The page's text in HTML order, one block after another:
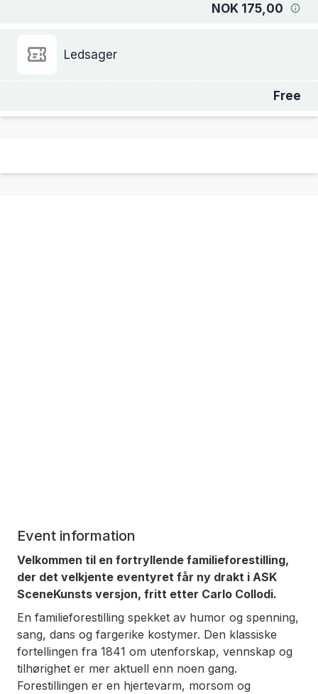
NOK 175,00
Ledsager
Free
Event information
Velkommen til en fortryllende familieforestilling,
der det velkjente eventyret får ny drakt i ASK
SceneKunsts versjon, fritt etter Carlo Collodi.
En familieforestilling spekket av humor og spenning,
sang, dans og fargerike kostymer. Den klassiske
fortellingen fra 1841 om utenforskap, vennskap og
tilhørighet er mer aktuell enn noen gang.
Forestillingen er en hjertevarm, morsom og